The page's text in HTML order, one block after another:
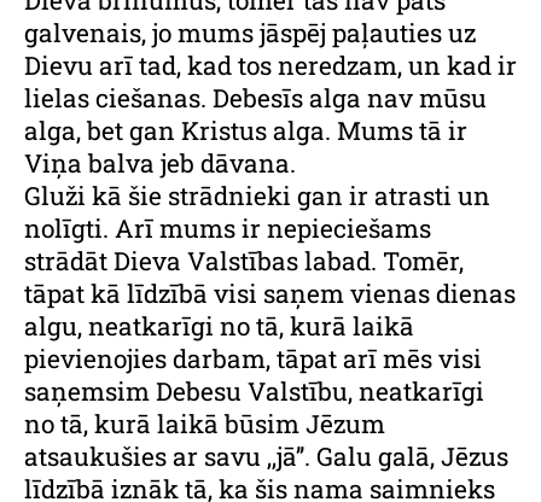
galvenais, jo mums jāspēj paļauties uz
Dievu arī tad, kad tos neredzam, un kad ir
lielas ciešanas. Debesīs alga nav mūsu
alga, bet gan Kristus alga. Mums tā ir
Viņa balva jeb dāvana.
Gluži kā šie strādnieki gan ir atrasti un
nolīgti. Arī mums ir nepieciešams
strādāt Dieva Valstības labad. Tomēr,
tāpat kā līdzībā visi saņem vienas dienas
algu, neatkarīgi no tā, kurā laikā
pievienojies darbam, tāpat arī mēs visi
saņemsim Debesu Valstību, neatkarīgi
no tā, kurā laikā būsim Jēzum
atsaukušies ar savu ,,jā’’. Galu galā, Jēzus
līdzībā iznāk tā, ka šis nama saimnieks